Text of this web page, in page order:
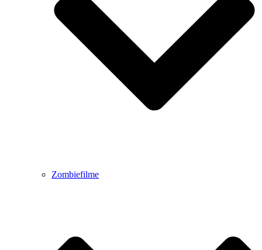
Zombiefilme